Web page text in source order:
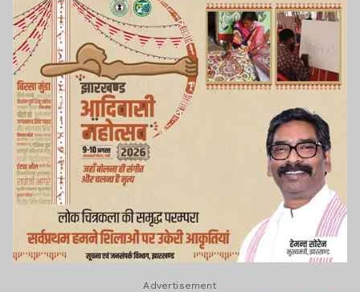
Advertisement